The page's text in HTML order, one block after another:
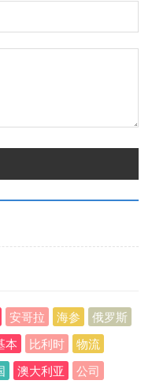
安哥拉 海参
俄罗斯
本 比利时
物流
澳大利亚
公司